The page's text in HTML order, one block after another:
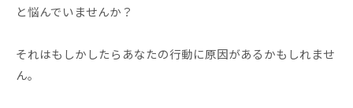
と悩んでいませんか？
それはもしかしたらあなたの行動に原因があるかもしれませ
ん。